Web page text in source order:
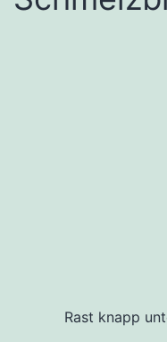
Rast knapp